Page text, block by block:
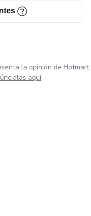
la opinión de Hotmart.
aquí